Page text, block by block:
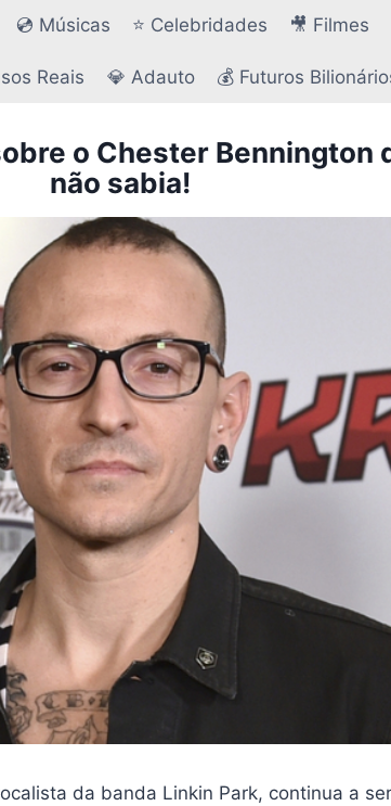
💿 Músicas ⭐ Celebridades 🎥 Filmes
Reais 💎 Adauto 💰 Futuros
o Chester Bennington
não sabia!
da banda Linkin Park, continua a